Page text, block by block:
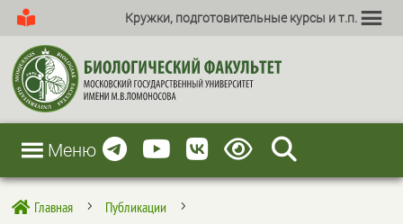
Кружки, подготовительные курсы и т.п.
Меню
 Главная 5 Публикации 5